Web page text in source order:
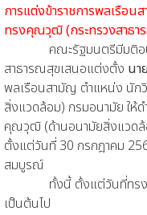
การแต่งข้าราชการพลเรือน
ทรงคุณวุฒิ (กระทรวงสาธ
คณะรัฐมนตรีมีมติอนุมัติ
สาธารณสุขเสนอแต่งตั้ง นา
พลเรือนสามัญ ตำแหน่ง นัก
สิ่งแวดล้อม) กรมอนามัย ให้
คุณวุฒิ (ด้านอนามัยสิ่งแวดล้
ตั้งแต่วันที่ 30 กรกฎาคม
สมบูรณ์
ทั้งนี้ ตั้งแต่วันที่ทรงพระ
เป็นต้นไป